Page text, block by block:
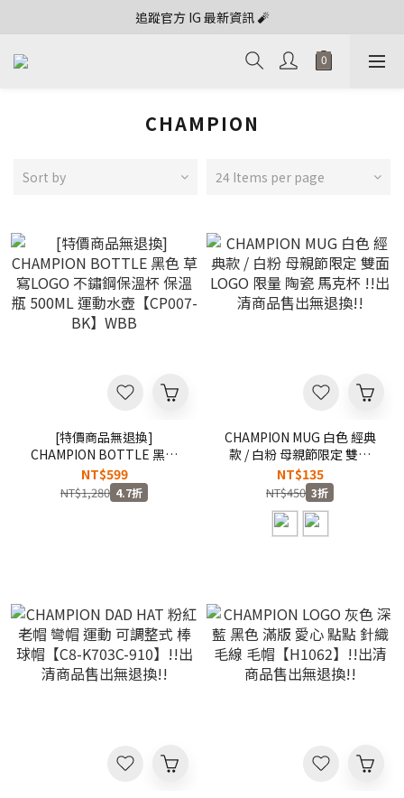
追蹤官方 IG 最新資訊 🧨
CHAMPION
Sort by 24 Items per page
[特價商品無退換]
CHAMPION BOTTLE 黑色
草寫LOGO 不鏽鋼保溫杯 保
溫瓶 500ML 運動水壺
【CP007-BK】WBB
NT$599
NT$1,280 4.7折
CHAMPION MUG 白色 經典
款 / 白粉 母親節限定 雙面
LOGO 限量 陶瓷 馬克杯 !!出
清商品售出無退換!!
NT$135
NT$450 3折